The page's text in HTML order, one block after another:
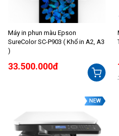
Máy in phun màu Epson
SureColor SC-P903 ( Khổ in A2, A3
)
33.500.000đ
NEW